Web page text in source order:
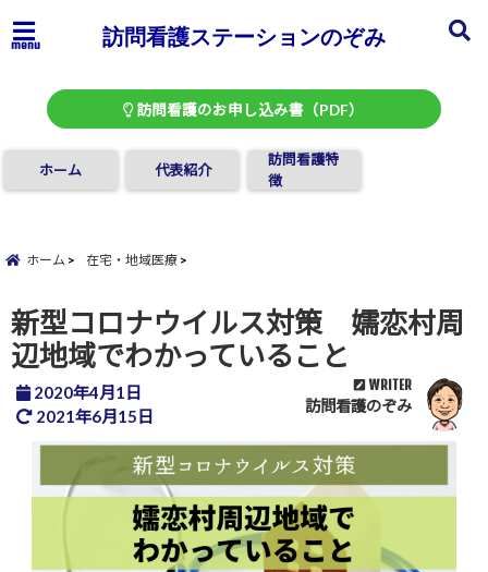
menu 訪問看護ステーションのぞみ
訪問看護のお申し込み書（PDF）
ホーム 代表紹介
訪問看護特
徴
ホーム 在宅・地域医療
新型コロナウイルス対策 嬬恋村周
辺地域でわかっていること
2020年4月1日
2021年6月15日
WRITER
訪問看護のぞみ